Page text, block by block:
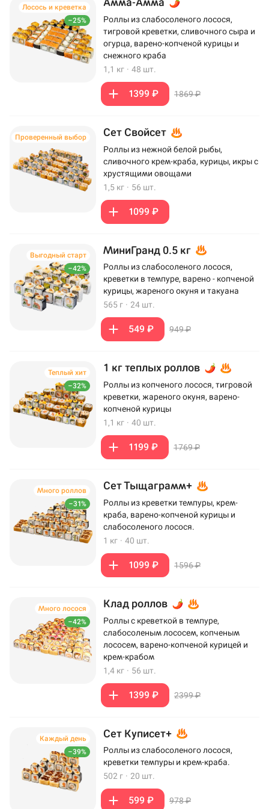
–25%
Лосось и креветка
Роллы из слабосоленого лосося,
тигровой креветки, сливочного сыра и
огурца, варено-копченой курицы и
снежного краба
1,1 кг · 48 шт.
1399 ₽ 1869 ₽
Проверенный выбор Сет Свойсет
Роллы из нежной белой рыбы,
сливочного крем-краба, курицы, икры с
хрустящими овощами
1,5 кг · 56 шт.
1099 ₽
–42%
Выгодный старт МиниГранд 0.5 кг
Роллы из слабосоленого лосося,
креветки в темпуре, варено - копченой
курицы, жареного окуня и такуана
565 г · 24 шт.
549 ₽ 949 ₽
–32%
Теплый хит 1 кг теплых роллов
Роллы из копченого лосося, тигровой
креветки, жареного окуня, варено-
копченой курицы
1,1 кг · 40 шт.
1199 ₽ 1769 ₽
–31%
Много роллов Сет Тыщаграмм+
Роллы из креветки темпуры, крем-
краба, варено-копченой курицы и
слабосоленого лосося.
1 кг · 40 шт.
1099 ₽ 1596 ₽
–42%
Много лосося Клад роллов
Роллы с креветкой в темпуре,
слабосоленым лососем, копченым
лососем, варено-копченой курицей и
крем-крабом
1,4 кг · 56 шт.
1399 ₽ 2399 ₽
–39%
Каждый день Сет Куписет+
Роллы из слабосоленого лосося,
креветки темпуры и крем-краба.
502 г · 20 шт.
599 ₽ 978 ₽